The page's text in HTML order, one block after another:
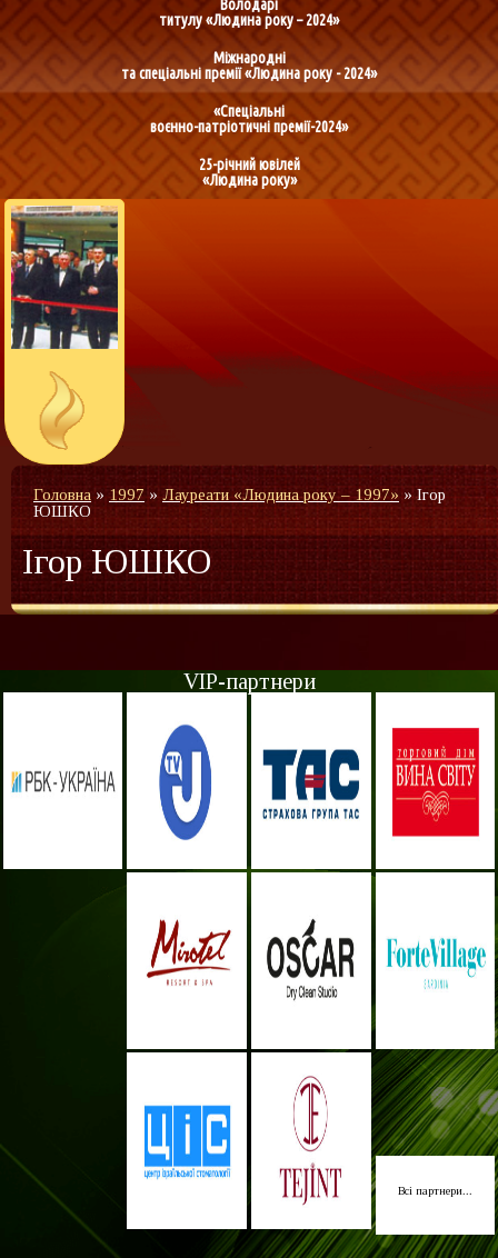
Володарі
титулу «Людина року – 2024»
Міжнародні
та спеціальні премії «Людина року - 2024»
«Спеціальні
воєнно-патріотичні премії-2024»
25-річний ювілей
«Людина року»
Головна »1997»Лауреати «Людина року – 1997»»Ігор
ЮШКО
Ігор ЮШКО
VIP-партнери
Всі партнери...